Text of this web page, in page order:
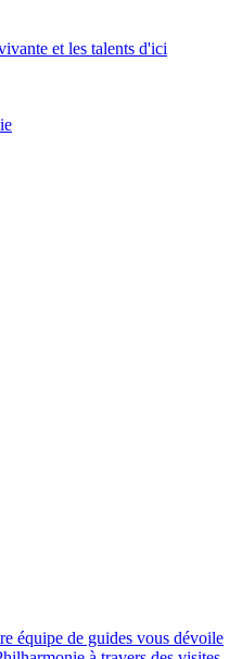
et les talents d'ici
équipe de guides vous dévoile